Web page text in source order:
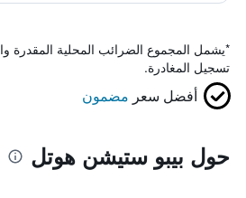
*يشمل المجموع الضرائب المحلية المقدرة
تسجيل المغادرة.
أفضل سعر مضمون
حول بيبو ستيشن هوتل